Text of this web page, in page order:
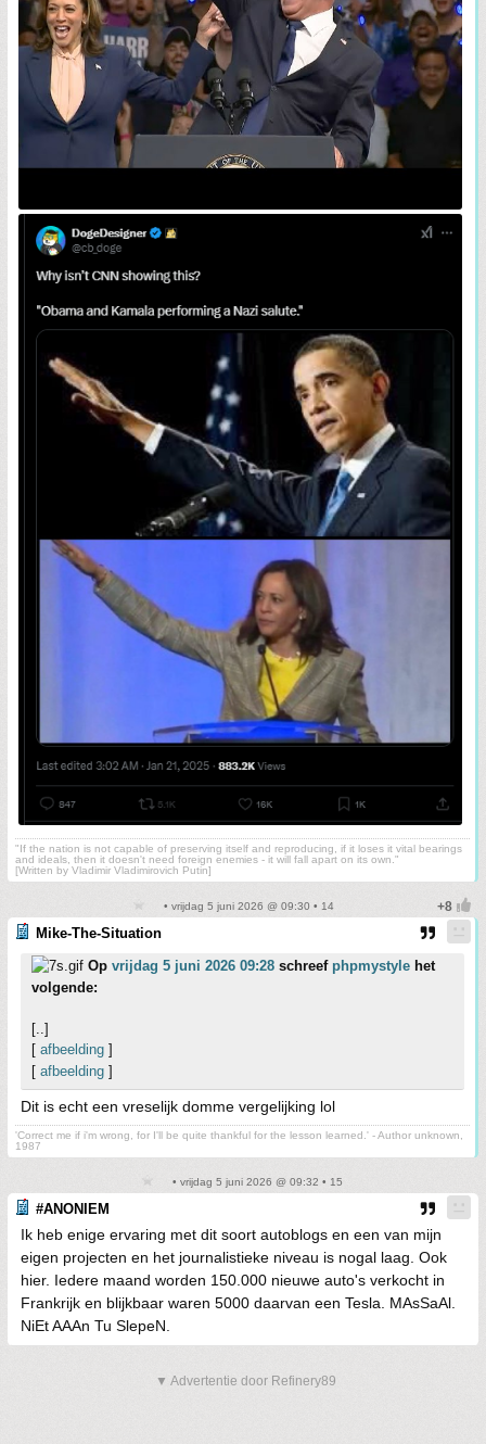
"If the nation is not capable of preserving itself and reproducing, if it loses it vital bearings
and ideals, then it doesn't need foreign enemies - it will fall apart on its own."
[Written by Vladimir Vladimirovich Putin]
• vrijdag 5 juni 2026 @ 09:30 • 14
Mike-The-Situation
Op vrijdag 5 juni 2026 09:28 schreef phpmystyle het
volgende:
[..]
[ afbeelding ]
[ afbeelding ]
Dit is echt een vreselijk domme vergelijking lol
'Correct me if i'm wrong, for I'll be quite thankful for the lesson learned.' - Author unknown,
1987
• vrijdag 5 juni 2026 @ 09:32 • 15
#ANONIEM
Ik heb enige ervaring met dit soort autoblogs en een van mijn
eigen projecten en het journalistieke niveau is nogal laag. Ook
hier. Iedere maand worden 150.000 nieuwe auto's verkocht in
Frankrijk en blijkbaar waren 5000 daarvan een Tesla. MAsSaAl.
NiEt AAAn Tu SlepeN.
▼ Advertentie door Refinery89